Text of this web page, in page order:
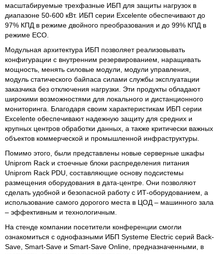
масштабируемые трехфазные ИБП для защиты нагрузок в
диапазоне 50-600 кВт. ИБП серии Excelente обеспечивают до
97% КПД в режиме двойного преобразования и до 99% КПД в
режиме ECO.
Модульная архитектура ИБП позволяет реализовывать
конфигурации с внутренним резервированием, наращивать
мощность, менять силовые модули, модули управления,
модуль статического байпаса силами службы эксплуатации
заказчика без отключения нагрузки. Эти продукты обладают
широкими возможностями для локального и дистанционного
мониторинга. Благодаря своим характеристикам ИБП серии
Excelente обеспечивают надежную защиту для средних и
крупных центров обработки данных, а также критически важных
объектов коммерческой и промышленной инфраструктуры.
Помимо этого, были представлены новые серверные шкафы
Uniprom Rack и стоечные блоки распределения питания
Uniprom Rack PDU, составляющие основу подсистемы
размещения оборудования в дата-центре. Они позволяют
сделать удобной и безопасной работу с ИТ-оборудованием, а
использование самого дорогого места в ЦОД – машинного зала
– эффективным и технологичным.
На стенде компании посетители конференции смогли
ознакомиться с однофазными ИБП Systeme Electric серий Back-
Save, Smart-Save и Smart-Save Online, предназначенными, в